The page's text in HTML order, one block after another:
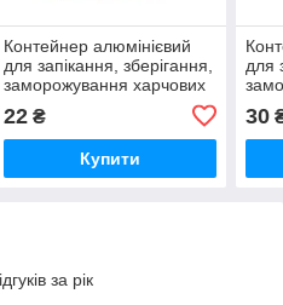
Контейнер алюмінієвий
для запікання, зберігання,
заморожування харчових
(144*119*47,5 мм)
упаковка 3 штуки (
22₴
Купити
для
3
30
за рік